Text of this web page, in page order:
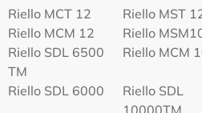
Riello MCT 12
Riello MST
Riello MCM 12
Riello
Riello SDL 6500
TM
Riello MCM
Riello SDL 6000
Riello SDL